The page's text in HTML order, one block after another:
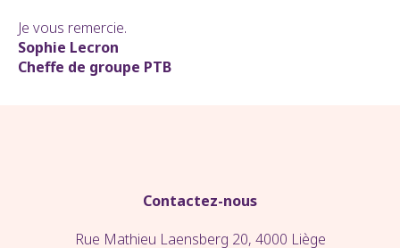
Je vous remercie.
Sophie Lecron
Cheffe de groupe PTB
Contactez-nous
Rue Mathieu Laensberg 20, 4000 Liège